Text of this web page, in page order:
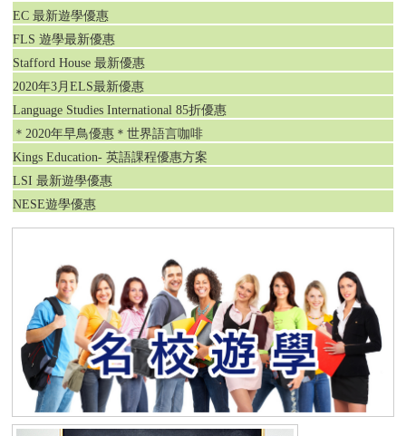
EC 最新遊學優惠
FLS 遊學最新優惠
Stafford House 最新優惠
2020年3月ELS最新優惠
Language Studies International 85折優惠
＊2020年早鳥優惠＊世界語言咖啡
Kings Education- 英語課程優惠方案
LSI 最新遊學優惠
NESE遊學優惠